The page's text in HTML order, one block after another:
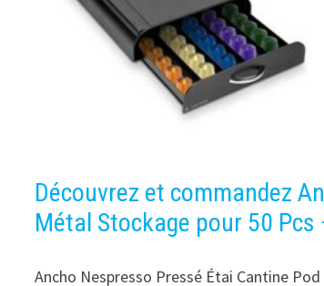
Découvrez et commandez
Métal Stockage pour 50
Ancho Nespresso Pressé Étai Cantine